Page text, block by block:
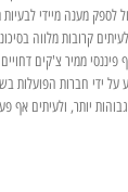
לספק מענה מיידי לבעיות
קרובות מלווה
פיננסי ממיר צ'קים
ידי חברות הפועלות
יותר, ולעיתים אף